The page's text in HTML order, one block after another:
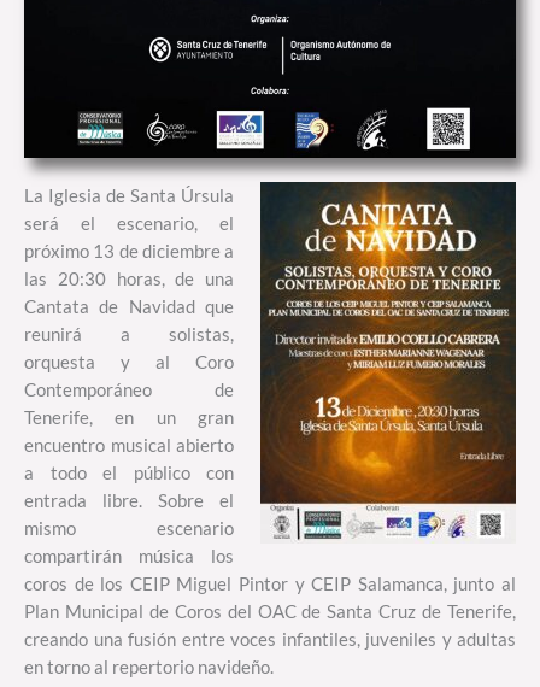
La Iglesia de Santa Úrsula
será el escenario, el
próximo 13 de diciembre a
las 20:30 horas, de una
Cantata de Navidad que
reunirá a solistas,
orquesta y al Coro
Contemporáneo de
Tenerife, en un gran
encuentro musical abierto
a todo el público con
entrada libre. Sobre el
mismo escenario
compartirán música los
coros de los CEIP Miguel Pintor y CEIP Salamanca, junto al
Plan Municipal de Coros del OAC de Santa Cruz de Tenerife,
creando una fusión entre voces infantiles, juveniles y adultas
en torno al repertorio navideño.